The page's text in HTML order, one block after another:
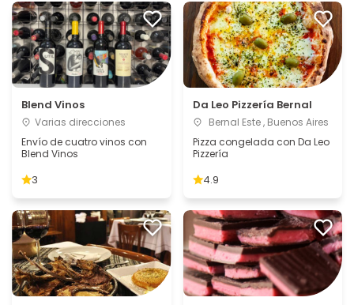
Blend Vinos
Varias direcciones
Envío de cuatro vinos con
Blend Vinos
3
Da Leo Pizzería Bernal
Bernal Este , Buenos Aires
Pizza congelada con Da Leo
Pizzería
4.9